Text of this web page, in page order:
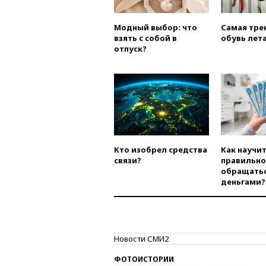
Модный выбор: что
взять с собой в
отпуск?
Самая
обувь
Кто изобрел средства
связи?
Как
правильно
деньгами?
Новости СМИ2
ФОТОИСТОРИИ